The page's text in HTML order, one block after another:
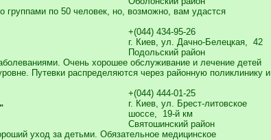
группами по 50 человек, но, возможно, вам удастся
+(044) 434-95-26
г. Киев, ул. Дачно-Белецкая, 42
Подольский район
Очень хорошее обслуживание и лечение детей
Путевки распределяются через районную поликлинику и
+(044) 444-01-25
г. Киев, ул. Брест-литовское
шоссе, 19-й км
Святошинский район
уход за детьми. Обязательное медицинское